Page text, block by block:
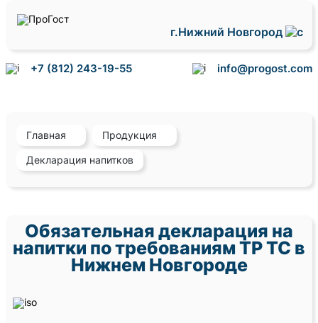
г.Нижний Новгород
+7 (812) 243-19-55 info@progost.com
Главная Продукция
Декларация напитков
Обязательная декларация на
напитки по требованиям ТР ТС в
Нижнем Новгороде